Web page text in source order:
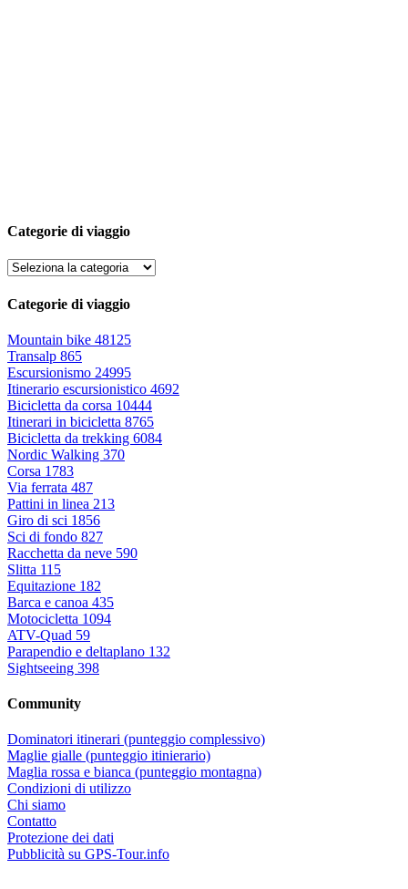
Categorie di viaggio
Categorie di viaggio
Mountain bike 48125
Transalp 865
Escursionismo 24995
Itinerario escursionistico 4692
Bicicletta da corsa 10444
Itinerari in bicicletta 8765
Bicicletta da trekking 6084
Nordic Walking 370
Corsa 1783
Via ferrata 487
Pattini in linea 213
Giro di sci 1856
Sci di fondo 827
Racchetta da neve 590
Slitta 115
Equitazione 182
Barca e canoa 435
Motocicletta 1094
ATV-Quad 59
Parapendio e deltaplano 132
Sightseeing 398
Community
Dominatori itinerari (punteggio complessivo)
Maglie gialle (punteggio itinierario)
Maglia rossa e bianca (punteggio montagna)
Condizioni di utilizzo
Chi siamo
Contatto
Protezione dei dati
Pubblicità su GPS-Tour.info